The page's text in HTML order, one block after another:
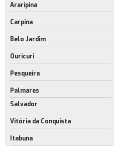
Araripina
Carpina
Belo Jardim
Ouricuri
Pesqueira
Palmares
Salvador
Vitória da Conquista
Itabuna